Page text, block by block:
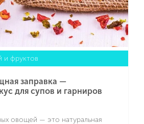
и фруктов
заправка —
для супов и гарниров
овощей — это натуральная